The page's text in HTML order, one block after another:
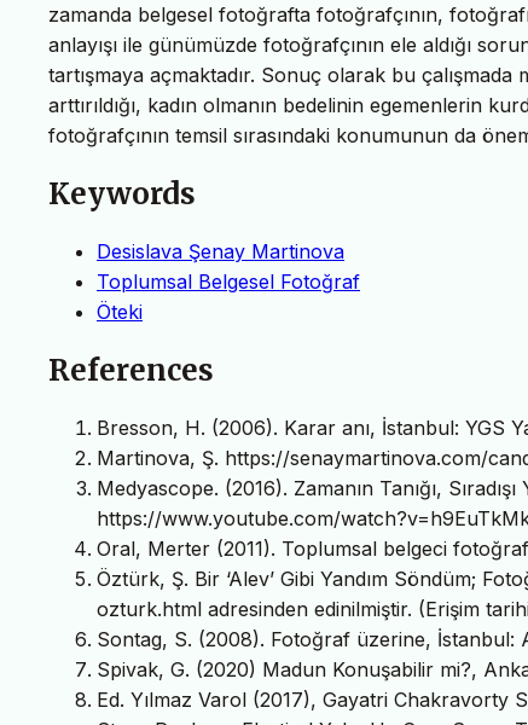
zamanda belgesel fotoğrafta fotoğrafçının,
anlayışı ile günümüzde fotoğrafçının ele aldığı
tartışmaya açmaktadır. Sonuç olarak bu
arttırıldığı, kadın olmanın bedelinin egemenlerin
fotoğrafçının temsil sırasındaki konumunun da
Keywords
Desislava Şenay Martinova
Toplumsal Belgesel Fotoğraf
Öteki
References
Bresson, H. (2006). Karar anı, İstanbul: YGS
Martinova, Ş. https://senaymartinova.com/
Medyascope. (2016). Zamanın Tanığı,
https://www.youtube.com/
Oral, Merter (2011). Toplumsal belgeci
Öztürk, Ş. Bir ‘Alev’ Gibi Yandım Söndüm;
ozturk.html adresinden edinilmiştir. (Erişim
Sontag, S. (2008). Fotoğraf üzerine, İstanbul:
Spivak, G. (2020) Madun Konuşabilir mi?,
Ed. Yılmaz Varol (2017), Gayatri Chakravorty